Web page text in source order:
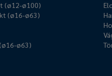
(ø12-ø100)
(ø16-ø63)
ø63)